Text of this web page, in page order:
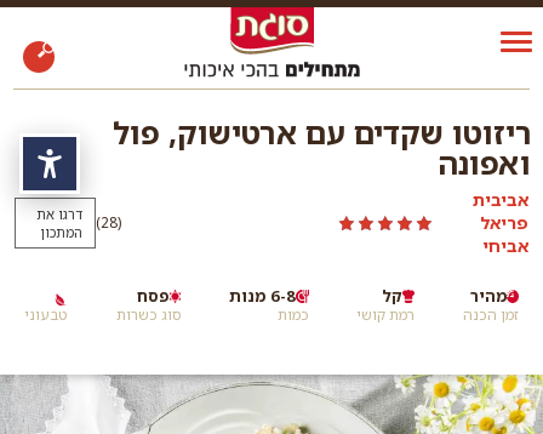
ריזוטו שקדים עם ארטישוק, פול
ואפונה
אביבית
פריאל
אביחי
(28
)
דרגו את
המתכון
זמן הכנה
מהיר
רמת קושי
קל
כמות
6-8 מנות
סוג כשרות
פסח
טבעוני